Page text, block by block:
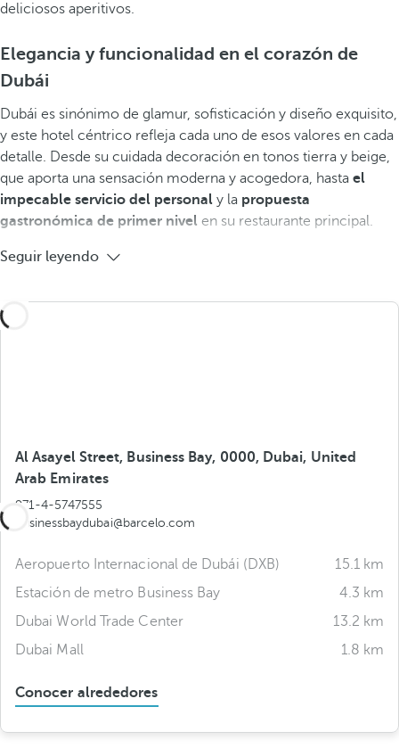
deliciosos aperitivos.
Elegancia y funcionalidad en el corazón de
Dubái
Dubái es sinónimo de glamur, sofisticación y diseño exquisito,
y este hotel céntrico refleja cada uno de esos valores en cada
detalle. Desde su cuidada decoración en tonos tierra y beige,
que aporta una sensación moderna y acogedora, hasta el
impecable servicio del personal y la propuesta
gastronómica de primer nivel en su restaurante principal.
Seguir leyendo
Al Asayel Street, Business Bay, 0000, Dubai, United
Arab Emirates
971-4-5747555
businessbaydubai@barcelo.com
Aeropuerto Internacional de Dubái (DXB)
15.1 km
Estación de metro Business Bay
4.3 km
Dubai World Trade Center
13.2 km
Dubai Mall
1.8 km
Conocer alrededores